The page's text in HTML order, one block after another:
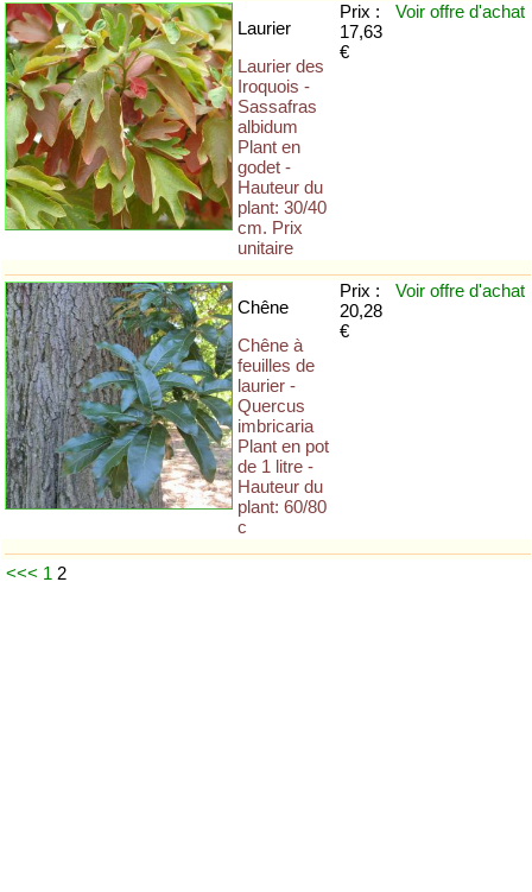
Laurier
Laurier des
Iroquois -
Sassafras
albidum
Plant en
godet -
Hauteur du
plant: 30/40
cm. Prix
unitaire
Prix :
17,63
€
Voir offre d'achat
Chêne
Chêne à
feuilles de
laurier -
Quercus
imbricaria
Plant en pot
de 1 litre -
Hauteur du
plant: 60/80
c
Prix :
20,28
€
Voir offre d'achat
<<< 1 2